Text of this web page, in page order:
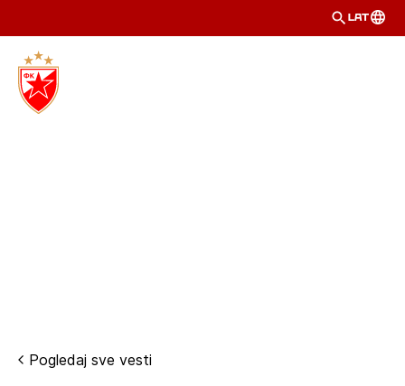
LAT
Pogledaj sve vesti